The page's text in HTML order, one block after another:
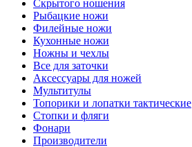
Скрытого ношения
Рыбацкие ножи
Филейные ножи
Кухонные ножи
Ножны и чехлы
Все для заточки
Аксессуары для ножей
Мультитулы
Топорики и лопатки тактические
Стопки и фляги
Фонари
Производители